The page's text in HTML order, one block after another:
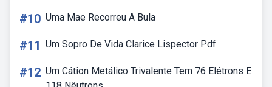
#10 Uma Mae Recorreu A Bula
#11 Um Sopro De Vida Clarice Lispector Pdf
#12 Um Cátion Metálico Trivalente Tem 76 Elétrons E